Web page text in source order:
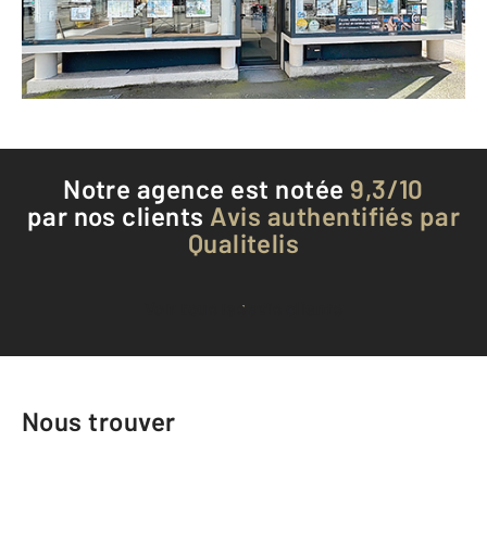
Envoyer un message
Téléphoner à l'agence
Notre agence est notée 9,3/10
par nos clients Avis authentifiés par
Qualitelis
Voir tous les avis clients
Nous trouver